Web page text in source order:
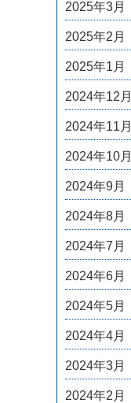
2025年3月
2025年2月
2025年1月
2024年12月
2024年11月
2024年10月
2024年9月
2024年8月
2024年7月
2024年6月
2024年5月
2024年4月
2024年3月
2024年2月